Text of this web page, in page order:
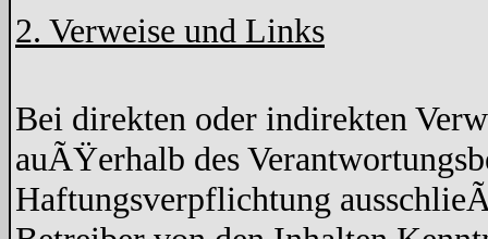
2. Verweise und Links
Bei direkten oder indirekten
auÃŸerhalb des
Haftungsverpflichtung